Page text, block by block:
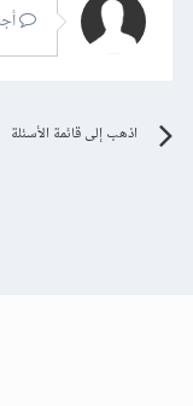
اذهب إلى قائمة الأسئلة